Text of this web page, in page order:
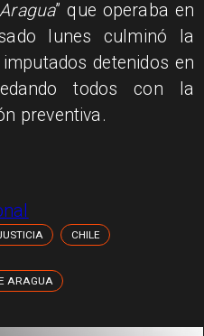
” que operaba en
lunes culminó la
detenidos en
todos con la
preventiva.
CHILE
ARAGUA